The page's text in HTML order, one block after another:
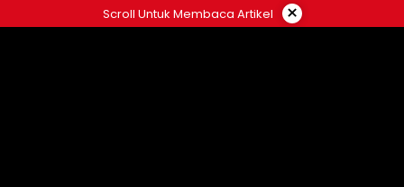
to
Scroll Untuk Membaca Artikel ×